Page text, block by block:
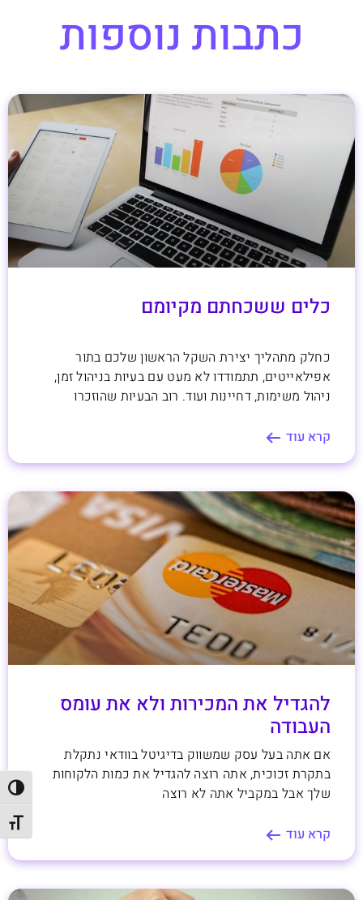
מתג
כתבות נוספות
כלים ששכחתם מקיומם
כחלק מתהליך יצירת השקל הראשון שלכם בתור
אפילאייטים, תתמודדו לא מעט עם בעיות בניהול זמן,
ניהול משימות, דחיינות ועוד. רוב הבעיות שהוזכרו
קרא עוד
להגדיל את המכירות ולא את עומס
העבודה
אם אתה בעל עסק שמשווק בדיגיטל בוודאי נתקלת
בתקרת זכוכית, אתה רוצה להגדיל את כמות הלקוחות
שלך אבל במקביל אתה לא רוצה
קרא עוד